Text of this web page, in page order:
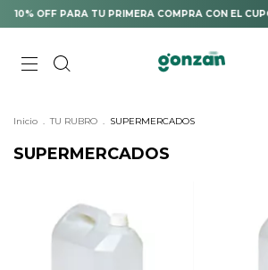
PARA TU PRIMERA COMPRA CON EL CUPÓN:
Inicio . TU RUBRO . SUPERMERCADOS
SUPERMERCADOS